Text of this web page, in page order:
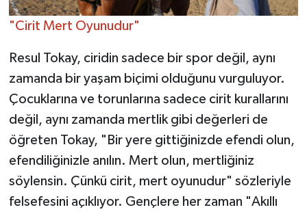
"Cirit Mert Oyunudur"
Resul Tokay, ciridin sadece bir spor değil, aynı
zamanda bir yaşam biçimi olduğunu vurguluyor.
Çocuklarına ve torunlarına sadece cirit kurallarını
değil, aynı zamanda mertlik gibi değerleri de
öğreten Tokay, "Bir yere gittiğinizde efendi olun,
efendiliğinizle anılın. Mert olun, mertliğiniz
söylensin. Çünkü cirit, mert oyunudur" sözleriyle
felsefesini açıklıyor. Gençlere her zaman "Akıllı